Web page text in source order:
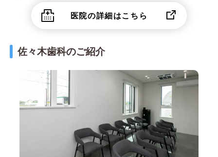
医院の詳細はこちら
佐々木歯科のご紹介